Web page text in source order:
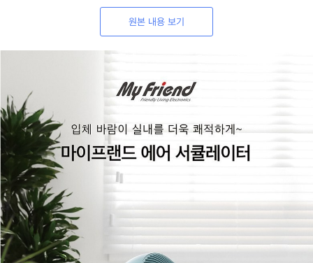
원본 내용 보기